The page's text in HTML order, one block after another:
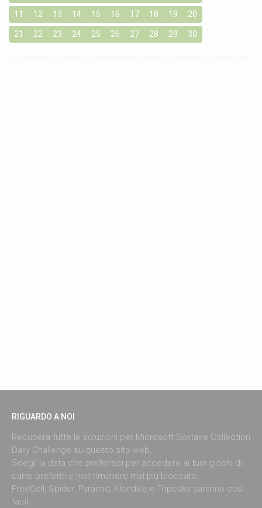
11 12 13 14 15 16 17 18 19 20
21 22 23 24 25 26 27 28 29 30
RIGUARDO A NOI
Recupera tutte le soluzioni per Microsoft Solitaire Collection
Daily Challenge su questo sito web.
Scegli la data che preferisci per accedere ai tuoi giochi di
carte preferiti e non rimanere mai più bloccato.
FreeCell, Spider, Pyramid, Klondike e Tripeaks saranno così
facili.